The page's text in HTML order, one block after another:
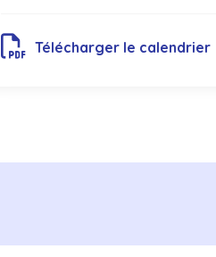
Télécharger le calendrier